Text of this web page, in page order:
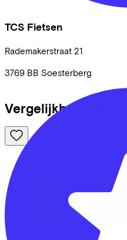
TCS Fietsen
Rademakerstraat 21
3769 BB Soesterberg
Vergelijkbare fietsen